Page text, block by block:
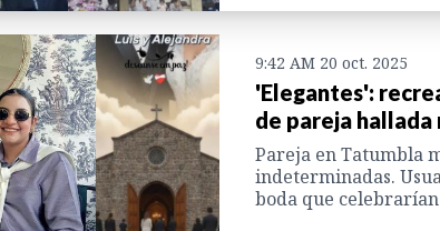
9:42 AM 20 oct. 2025
'Elegantes':
de pareja
Pareja en Tatumbla
indeterminadas.
boda que